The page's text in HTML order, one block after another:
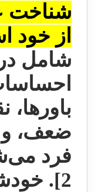
شناخت
از خود
شامل
ضعف، و
2].